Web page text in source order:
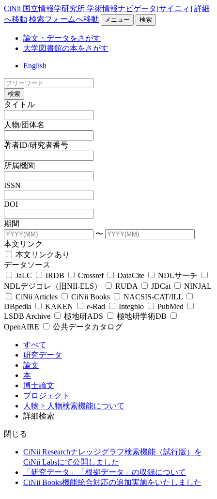
CiNii 国立情報学研究所 学術情報ナビゲータ[サイニィ] 詳細
へ移動 検索フォームへ移動 メニュー 検索
論文・データをさがす
大学図書館の本をさがす
English
検索
タイトル
人物/団体名
著者ID/研究者番号
所属機関
ISSN
DOI
期間
〜
本文リンク
本文リンクあり
データソース
JaLC
IRDB Crossref DataCite
NDLサーチ
NDLデジコレ（旧NII-ELS）
RUDA JDCat
NINJAL
CiNii Articles
CiNii Books
NACSIS-CAT/ILL
DBpedia
KAKEN e-Rad Integbio
PubMed
LSDB Archive
極地研ADS
極地研学術DB
OpenAIRE
公共データカタログ
すべて
研究データ
論文
本
博士論文
プロジェクト
人物 > 人物検索機能について
詳細検索
閉じる
CiNii Researchナレッジグラフ検索機能（試行版）を
CiNii Labsにて公開しました
「研究データ」「根拠データ」の収録について
CiNii Books機能統合対応の追加実施をいたしました